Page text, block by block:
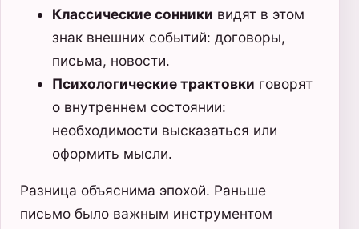
Классические сонники видят в этом
знак внешних событий: договоры,
письма, новости.
Психологические трактовки говорят
о внутреннем состоянии:
необходимости высказаться или
оформить мысли.
Разница объяснима эпохой. Раньше
письмо было важным инструментом